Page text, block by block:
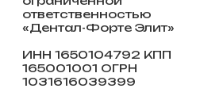
ответственностью
«Дентал-Форте Элит»
ИНН 1650104792 КПП
165001001 ОГРН
1031616039399